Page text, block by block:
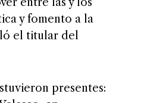
y fomento a la
el titular del
presentes: